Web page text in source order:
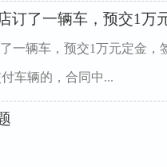
订了一辆车，预交1万
一辆车，预交1万元定金
车辆的，合同中...